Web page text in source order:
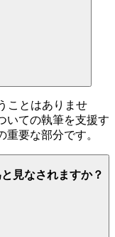
ことはありませ
いての執筆を支援す
要な部分です。
見なされますか？